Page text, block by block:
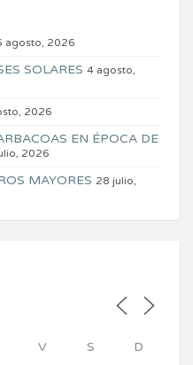
agosto, 2026
SOLARES 4 agosto,
2026
EN ÉPOCA DE
2026
MAYORES 28 julio,
V S D